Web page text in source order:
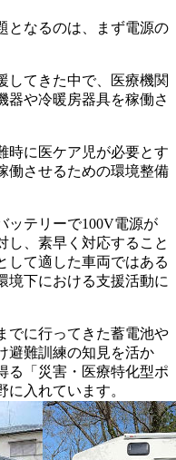
となるのは、まず電源の
してきた中で、医療機関
器や冷暖房器具を稼働さ
時に医ケア児が必要とす
働させるための環境整備
ッテリーで100V電源が
し、素早く対応すること
して適した車両ではある
境下における支援活動に
でに行ってきた蓄電池や
避難訓練の知見を活か
る「災害・医療特化型ポ
入れています。